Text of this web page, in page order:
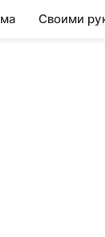
Своими